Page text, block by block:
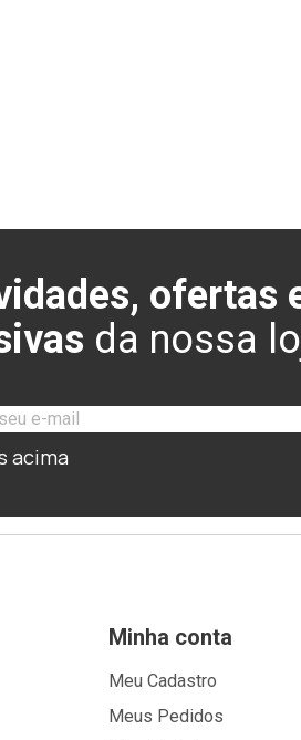
ofertas
da nossa
acima
Minha conta
Meu Cadastro
Meus Pedidos